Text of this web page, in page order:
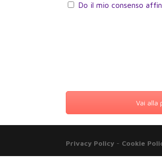
Do il mio consenso
Vai alla
Privacy Policy - Cookie